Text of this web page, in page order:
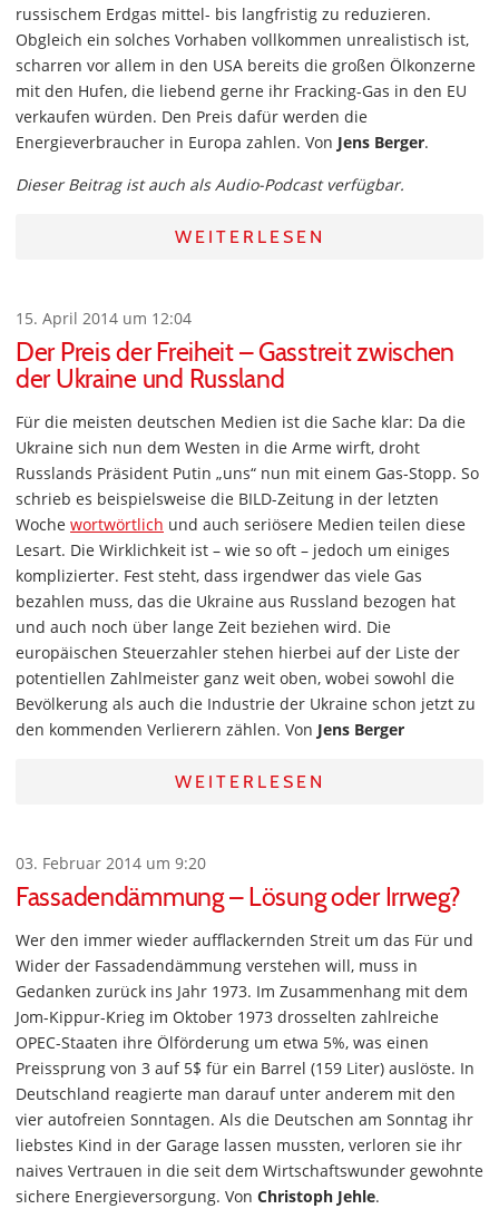
russischem Erdgas mittel- bis langfristig zu reduzieren.
Obgleich ein solches Vorhaben vollkommen unrealistisch ist,
scharren vor allem in den USA bereits die großen Ölkonzerne
mit den Hufen, die liebend gerne ihr Fracking-Gas in den EU
verkaufen würden. Den Preis dafür werden die
Energieverbraucher in Europa zahlen. Von Jens Berger.
Dieser Beitrag ist auch als Audio-Podcast verfügbar.
WEITERLESEN
15. April 2014 um 12:04
Der Preis der Freiheit – Gasstreit zwischen
der Ukraine und Russland
Für die meisten deutschen Medien ist die Sache klar: Da die
Ukraine sich nun dem Westen in die Arme wirft, droht
Russlands Präsident Putin „uns“ nun mit einem Gas-Stopp. So
schrieb es beispielsweise die BILD-Zeitung in der letzten
Woche wortwörtlich und auch seriösere Medien teilen diese
Lesart. Die Wirklichkeit ist – wie so oft – jedoch um einiges
komplizierter. Fest steht, dass irgendwer das viele Gas
bezahlen muss, das die Ukraine aus Russland bezogen hat
und auch noch über lange Zeit beziehen wird. Die
europäischen Steuerzahler stehen hierbei auf der Liste der
potentiellen Zahlmeister ganz weit oben, wobei sowohl die
Bevölkerung als auch die Industrie der Ukraine schon jetzt zu
den kommenden Verlierern zählen. Von Jens Berger
WEITERLESEN
03. Februar 2014 um 9:20
Fassadendämmung – Lösung oder Irrweg?
Wer den immer wieder aufflackernden Streit um das Für und
Wider der Fassadendämmung verstehen will, muss in
Gedanken zurück ins Jahr 1973. Im Zusammenhang mit dem
Jom-Kippur-Krieg im Oktober 1973 drosselten zahlreiche
OPEC-Staaten ihre Ölförderung um etwa 5%, was einen
Preissprung von 3 auf 5$ für ein Barrel (159 Liter) auslöste. In
Deutschland reagierte man darauf unter anderem mit den
vier autofreien Sonntagen. Als die Deutschen am Sonntag ihr
liebstes Kind in der Garage lassen mussten, verloren sie ihr
naives Vertrauen in die seit dem Wirtschaftswunder gewohnte
sichere Energieversorgung. Von Christoph Jehle.